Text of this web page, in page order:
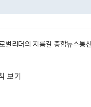
벌리더의 지름길 종합뉴스
보기